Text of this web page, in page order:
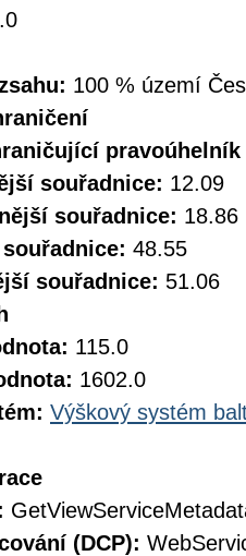
100 % území
pravoúhelník
souřadnice: 12.09
souřadnice: 18.86
48.55
souřadnice: 51.06
115.0
1602.0
Výškový systém
(DCP):